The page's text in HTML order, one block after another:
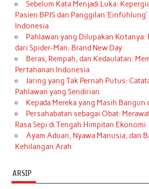
Sebelum Kata Menjadi Luka:
Pasien BPJS dan Panggilan
Indonesia
Pahlawan yang Dilupakan Kotanya:
dari Spider-Man: Brand New Day
Beras, Rempah, dan Kedaulatan:
Pertahanan Indonesia
Jaring yang Tak Pernah Putus:
Pahlawan yang Sendirian
Kepada Mereka yang Masih Bangun
Persahabatan sebagai Obat:
Rasa Sepi di Tengah Himpitan Ekonomi
Ayam Aduan, Nyawa Manusia, dan
Kehilangan Arah
ARSIP